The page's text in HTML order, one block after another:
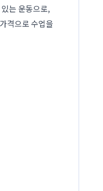
는 운동으로,
격으로 수업을